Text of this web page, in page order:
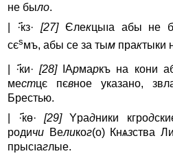
не было.
| ·҃кз· [27]Єлекцыıa абы не
сєsмъ, абы се за тым практыки
| ·҃ки·[28] IAрмаркъ на кони
местцє пєвное yказано,
Брестью.
| ·҃кө· [29]Yрадники кгрод
родичи Великог(о) Кнѧзства
прысıaглые.